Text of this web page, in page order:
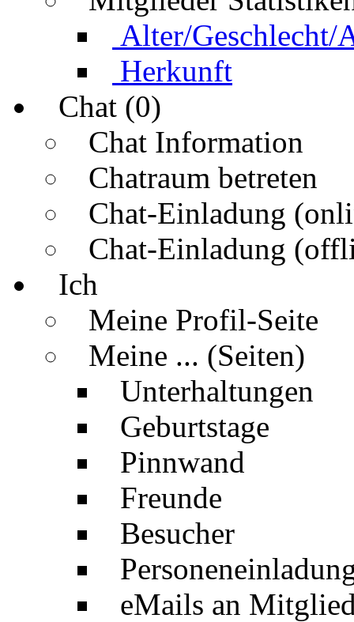
Alter/Geschlecht/
Herkunft
Chat (0)
Chat Information
Chatraum betreten
Chat-Einladung
Chat-Einladung
Ich
Meine Profil-Seite
Meine ... (Seiten)
Unterhaltungen
Geburtstage
Pinnwand
Freunde
Besucher
eMails an